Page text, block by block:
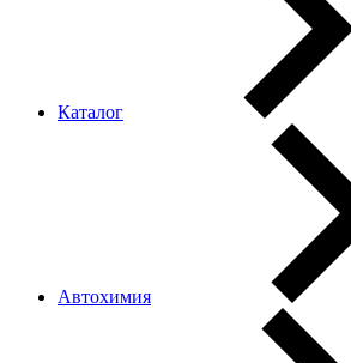
Каталог
Автохимия